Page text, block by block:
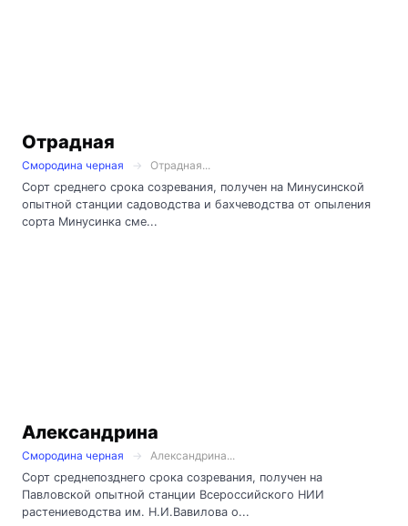
Отрадная
Смородина черная
Отрадная...
Сорт среднего срока созревания, получен на Минусинской
опытной станции садоводства и бахчеводства от опыления
сорта Минусинка сме...
Александрина
Смородина черная
Александрина...
Сорт среднепозднего срока созревания, получен на
Павловской опытной станции Всероссийского НИИ
растениеводства им. Н.И.Вавилова о...